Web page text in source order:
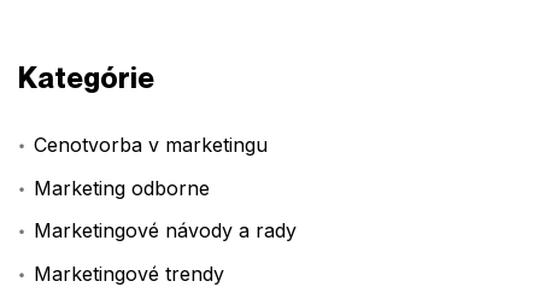
Kategórie
Cenotvorba v marketingu
Marketing odborne
Marketingové návody a rady
Marketingové trendy